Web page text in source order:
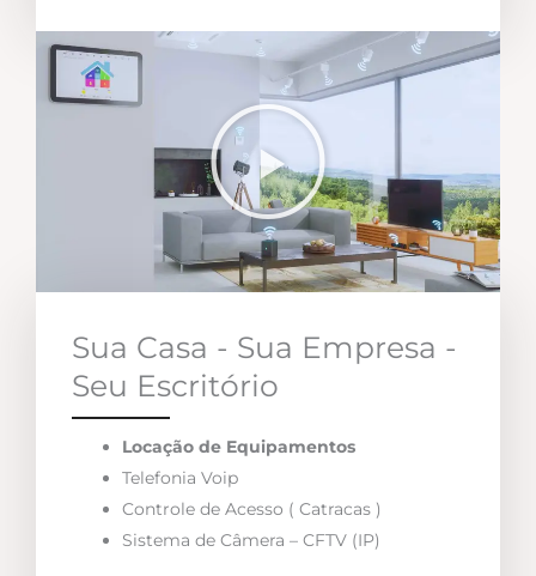
Sua Casa - Sua Empresa -
Seu Escritório
Locação de Equipamentos
Telefonia Voip
Controle de Acesso ( Catracas )
Sistema de Câmera – CFTV (IP)